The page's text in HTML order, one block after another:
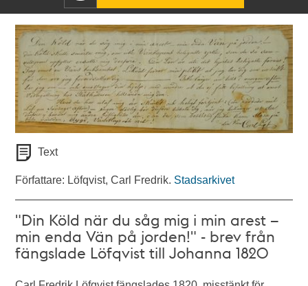
Text
Författare: Löfqvist, Carl Fredrik. Stadsarkivet
"Din Köld när du såg mig i min arest –
min enda Vän på jorden!" - brev från
fängslade Löfqvist till Johanna 1820